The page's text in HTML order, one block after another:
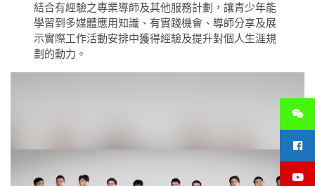
結合有經驗之專業導師及其他服務計劃，讓青少年能
學習到多媒體應用知識、有實踐機會、導師分享及展
示實際工作活動安排中獲得經驗及提升對個人生涯規
劃的動力。